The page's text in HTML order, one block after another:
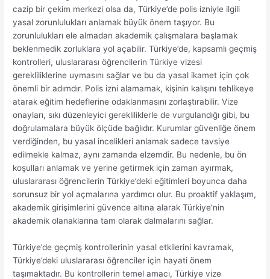
cazip bir çekim merkezi olsa da, Türkiye’de polis izniyle ilgili
yasal zorunlulukları anlamak büyük önem taşıyor. Bu
zorunlulukları ele almadan akademik çalışmalara başlamak
beklenmedik zorluklara yol açabilir. Türkiye’de, kapsamlı geçmiş
kontrolleri, uluslararası öğrencilerin Türkiye vizesi
gerekliliklerine uymasını sağlar ve bu da yasal ikamet için çok
önemli bir adımdır. Polis izni alamamak, kişinin kalışını tehlikeye
atarak eğitim hedeflerine odaklanmasını zorlaştırabilir. Vize
onayları, sıkı düzenleyici gerekliliklerle de vurgulandığı gibi, bu
doğrulamalara büyük ölçüde bağlıdır. Kurumlar güvenliğe önem
verdiğinden, bu yasal incelikleri anlamak sadece tavsiye
edilmekle kalmaz, aynı zamanda elzemdir. Bu nedenle, bu ön
koşulları anlamak ve yerine getirmek için zaman ayırmak,
uluslararası öğrencilerin Türkiye’deki eğitimleri boyunca daha
sorunsuz bir yol açmalarına yardımcı olur. Bu proaktif yaklaşım,
akademik girişimlerini güvence altına alarak Türkiye’nin
akademik olanaklarına tam olarak dalmalarını sağlar.
Türkiye’de geçmiş kontrollerinin yasal etkilerini kavramak,
Türkiye’deki uluslararası öğrenciler için hayati önem
taşımaktadır. Bu kontrollerin temel amacı, Türkiye vize